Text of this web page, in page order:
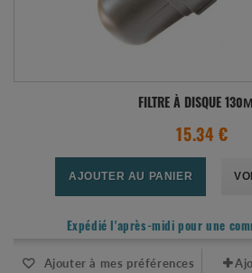
FILTRE À DISQUE
15.34 €
AJOUTER AU PANIER
Expédié l'après-midi pour une
Ajouter à mes préférences